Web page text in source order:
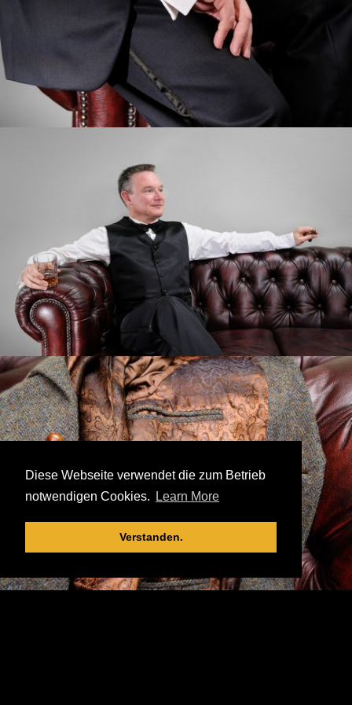
Diese Webseite verwendet die zum Betrieb
notwendigen Cookies.
Learn More
Verstanden.